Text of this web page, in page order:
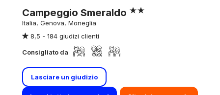
Campeggio Smeraldo
Italia, Genova, Moneglia
8,5 - 184 giudizi clienti
Consigliato da
Lasciare un giudizio